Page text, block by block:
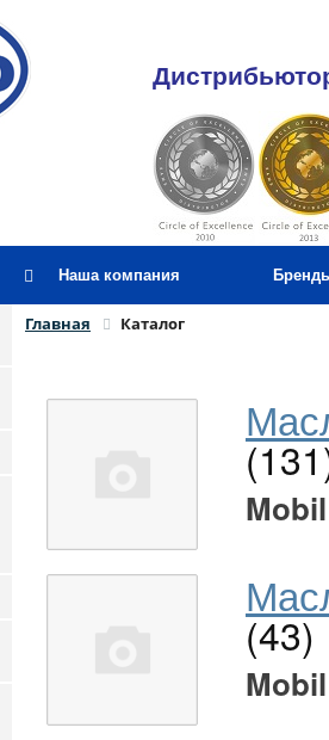
Наша компания
Главная Каталог
Mobil
(43)
Mobil